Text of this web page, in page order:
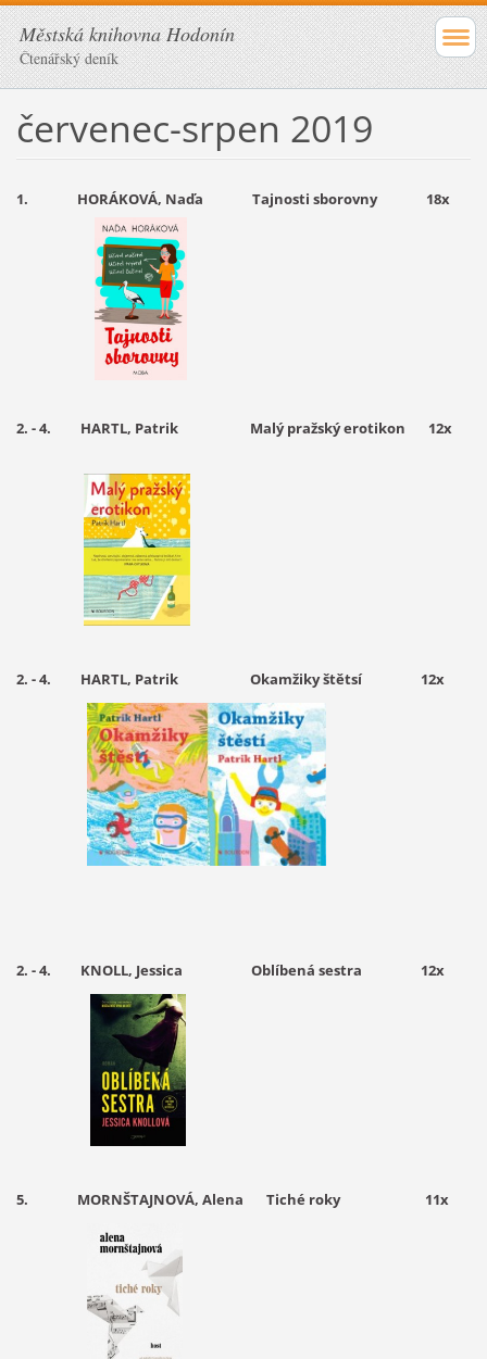
Městská knihovna Hodonín
Čtenářský deník
červenec-srpen 2019
1. HORÁKOVÁ, Naďa Tajnosti sborovny 18x
2. - 4. HARTL, Patrik Malý pražský erotikon 12x
2. - 4. HARTL, Patrik Okamžiky štětsí12x
2. - 4. KNOLL, Jessica Oblíbená sestra 12x
5. MORNŠTAJNOVÁ, Alena Tiché roky 11x